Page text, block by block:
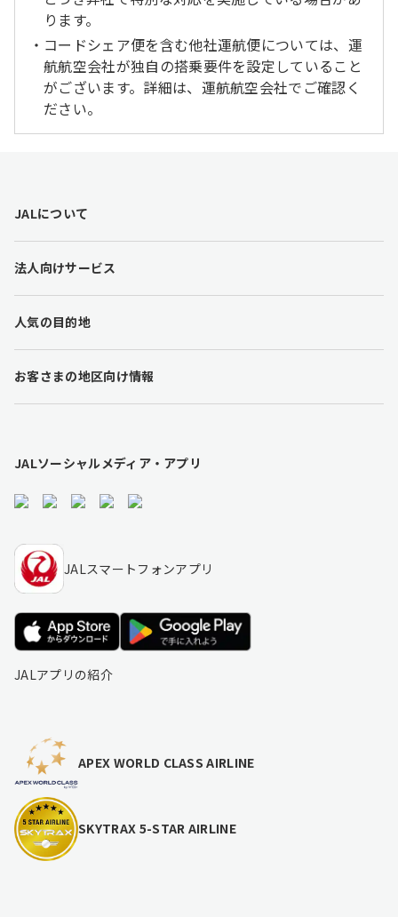
ります。
コードシェア便を含む他社運航便については、運
航航空会社が独自の搭乗要件を設定していること
がございます。詳細は、運航航空会社でご確認く
ださい。
o
e
i
n
s
JALについて
法人向けサービス
人気の目的地
お客さまの地区向け情報
JALソーシャルメディア・アプリ
JALスマートフォンアプリ
JALアプリの紹介
APEX WORLD CLASS AIRLINE
SKYTRAX 5-STAR AIRLINE